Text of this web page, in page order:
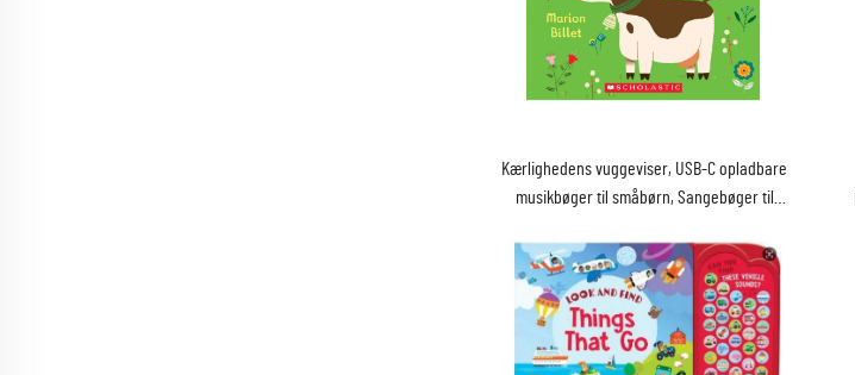
Kærlighedens vuggeviser, USB-C opladbare
musikbøger til småbørn, Sangebøger til